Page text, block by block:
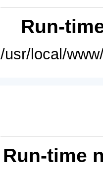
Run-
/usr/local/
Run-time